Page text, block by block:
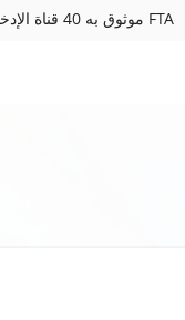
ICS Triplex T8830 موثوق به 40 قناة الإدخال التناظري FTA